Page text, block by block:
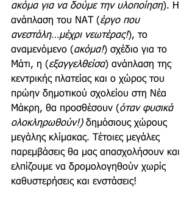
ακόμα για να δούμε την υλοποίηση). Η
ανάπλαση του ΝΑΤ (έργο που
ανεστάλη…μέχρι νεωτέρας!), το
αναμενόμενο (ακόμα!) σχέδιο για το
Μάτι, η (εξαγγελθείσα) ανάπλαση της
κεντρικής πλατείας και ο χώρος του
πρώην δημοτικού σχολείου στη Νέα
Μάκρη, θα προσθέσουν (όταν φυσικά
ολοκληρωθούν!) δημόσιους χώρους
μεγάλης κλίμακας. Τέτοιες μεγάλες
παρεμβάσεις θα μας απασχολήσουν και
ελπίζουμε να δρομολογηθούν χωρίς
καθυστερήσεις και ενστάσεις!